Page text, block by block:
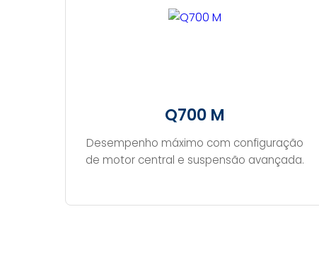
Q700 M
Desempenho máximo com configuração
de motor central e suspensão avançada.